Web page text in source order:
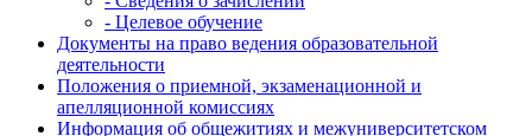
- Целевое обучение
Документы на право ведения образовательной
деятельности
Положения о приемной, экзаменационной и
апелляционной комиссиях
Информация об общежитиях и межуниверситетском